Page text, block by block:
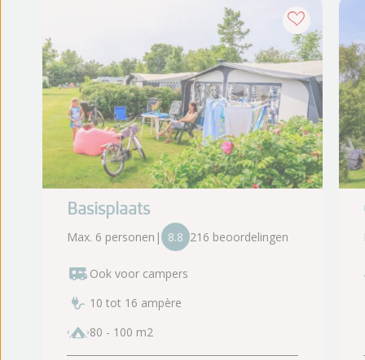
Basisplaats
Max. 6 personen | 8.8 216 beoordelingen
Ook voor campers
10 tot 16 ampère
80 - 100 m2